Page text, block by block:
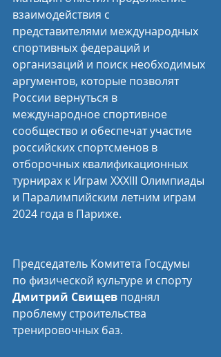
взаимодействия с
представителями международных
спортивных федераций и
организаций и поиск необходимых
аргументов, которые позволят
России вернуться в
международное спортивное
сообщество и обеспечат участие
российских спортсменов в
отборочных квалификационных
турнирах к Играм XXXIII Олимпиады
и Паралимпийским летним играм
2024 года в Париже.
Председатель Комитета Госдумы
по физической культуре и спорту
Дмитрий Свищев поднял
проблему строительства
тренировочных баз.